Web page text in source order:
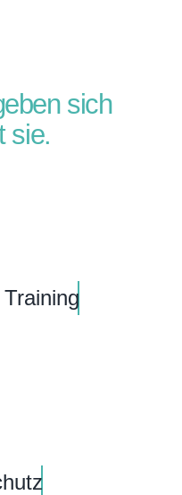
sich
sie.
Training